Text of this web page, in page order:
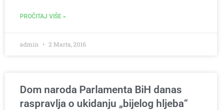
PROČITAJ VIŠE »
admin 2 Marta, 2016
Dom naroda Parlamenta BiH danas
raspravlja o ukidanju „bijelog hljeba“